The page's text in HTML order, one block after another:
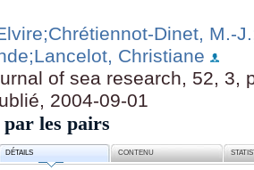
;Chrétiennot-Dinet, M.-J.
;Lancelot, Christiane
of sea research, 52, 3,
2004-09-01
les pairs
DÉTAILS CONTENU